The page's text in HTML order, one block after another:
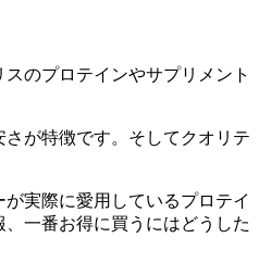
のプロテインやサプリメント
が特徴です。そしてクオリテ
実際に愛用しているプロテイ
一番お得に買うにはどうした